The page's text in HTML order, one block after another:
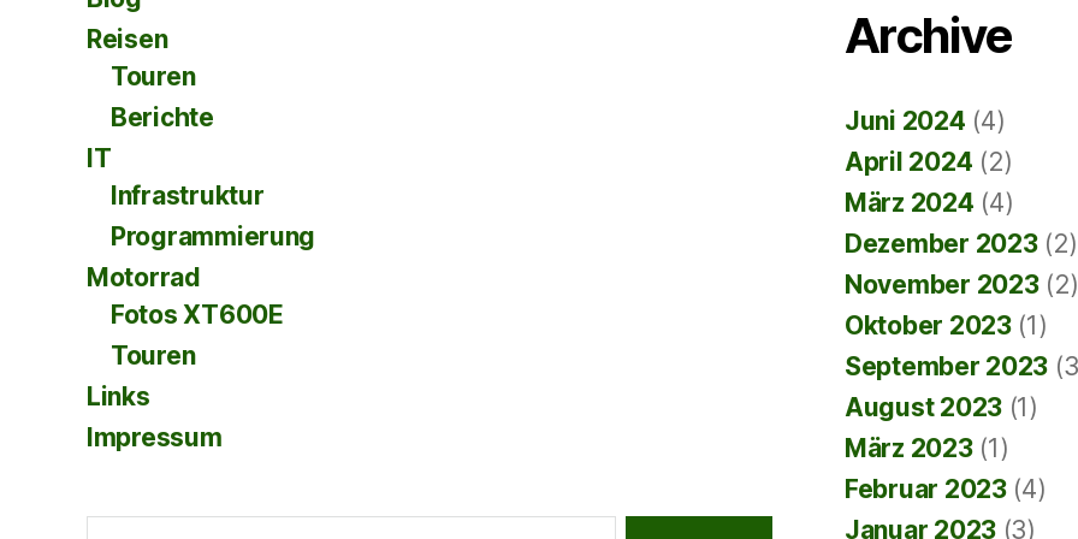
Reisen
Touren
Berichte
IT
Infrastruktur
Programmierung
Motorrad
Fotos XT600E
Touren
Links
Impressum
Archive
Juni 2024 (4)
April 2024 (2)
März 2024 (4)
Dezember 2023(2)
November 2023(2)
Oktober 2023(1)
September 2023
August 2023 (1)
März 2023(1)
Februar 2023(4)
Januar 2023 (3)